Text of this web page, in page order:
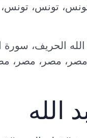
تونس،
الحريف، سورة
مصر، مصر،
الله